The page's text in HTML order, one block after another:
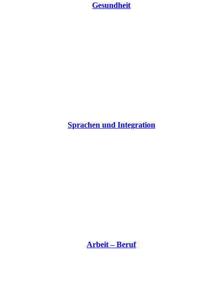
Gesundheit
Sprachen und Integration
Arbeit – Beruf